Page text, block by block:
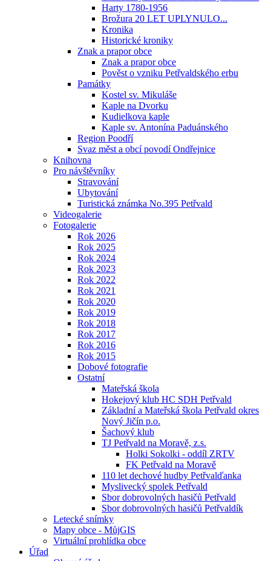
Harty 1780-1956
Brožura 20 LET UPLYNULO...
Kronika
Historické kroniky
Znak a prapor obce
Znak a prapor obce
Pověst o vzniku Petřvaldského erbu
Památky
Kostel sv. Mikuláše
Kaple na Dvorku
Kudielkova kaple
Kaple sv. Antonína Paduánského
Region Poodří
Svaz měst a obcí povodí Ondřejnice
Knihovna
Pro návštěvníky
Stravování
Ubytování
Turistická známka No.395 Petřvald
Videogalerie
Fotogalerie
Rok 2026
Rok 2025
Rok 2024
Rok 2023
Rok 2022
Rok 2021
Rok 2020
Rok 2019
Rok 2018
Rok 2017
Rok 2016
Rok 2015
Dobové fotografie
Ostatní
Mateřská škola
Hokejový klub HC SDH Petřvald
Základní a Mateřská škola Petřvald okres
Nový Jičín p.o.
Šachový klub
TJ Petřvald na Moravě, z.s.
Holki Sokolki - oddíl ZRTV
FK Petřvald na Moravě
110 let dechové hudby Petřvalďanka
Myslivecký spolek Petřvald
Sbor dobrovolných hasičů Petřvald
Sbor dobrovolných hasičů Petřvaldík
Letecké snímky
Mapy obce - MůjGIS
Virtuální prohlídka obce
Úřad